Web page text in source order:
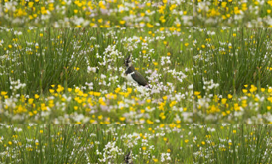
20200628_222111